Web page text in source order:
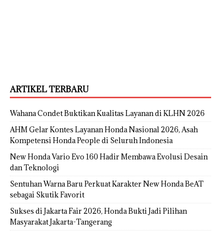
ARTIKEL TERBARU
Wahana Condet Buktikan Kualitas Layanan di KLHN 2026
AHM Gelar Kontes Layanan Honda Nasional 2026, Asah
Kompetensi Honda People di Seluruh Indonesia
New Honda Vario Evo 160 Hadir Membawa Evolusi Desain
dan Teknologi
Sentuhan Warna Baru Perkuat Karakter New Honda BeAT
sebagai Skutik Favorit
Sukses di Jakarta Fair 2026, Honda Bukti Jadi Pilihan
Masyarakat Jakarta-Tangerang